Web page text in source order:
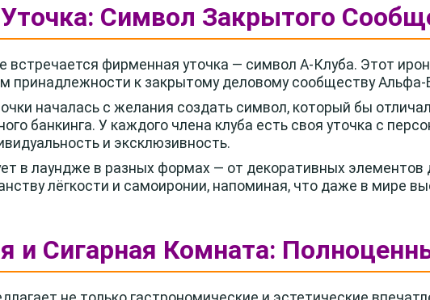
Символ Закрытого
встречается фирменная уточка — символ А-Клуба. Этот
принадлежности к закрытому деловому сообществу Альфа-
началась с желания создать символ, который бы
банкинга. У каждого члена клуба есть своя уточка с
и эксклюзивность.
в лаундже в разных формах — от декоративных элементов
лёгкости и самоиронии, напоминая, что даже в мире
и Сигарная Комната: